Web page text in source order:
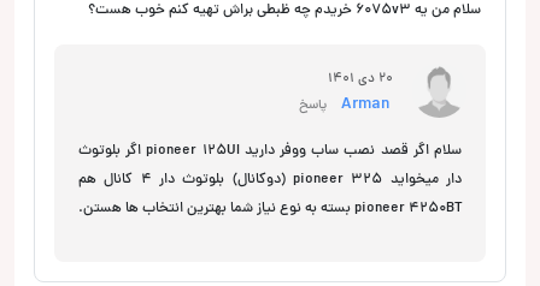
سلام من یه 6075v3 خریدم چه ظبطی براش تهیه کنم خوب هست؟
20 دی 1401
پاسخ
سلام اگر قصد نصب ساب ووفر دارید pioneer 125UI اگر بلوتوث
دار میخواید pioneer 325 (دوکانال) بلوتوث دار ۴ کانال هم
pioneer 4250BT بسته به نوع نیاز شما بهترین انتخاب ها هستن.